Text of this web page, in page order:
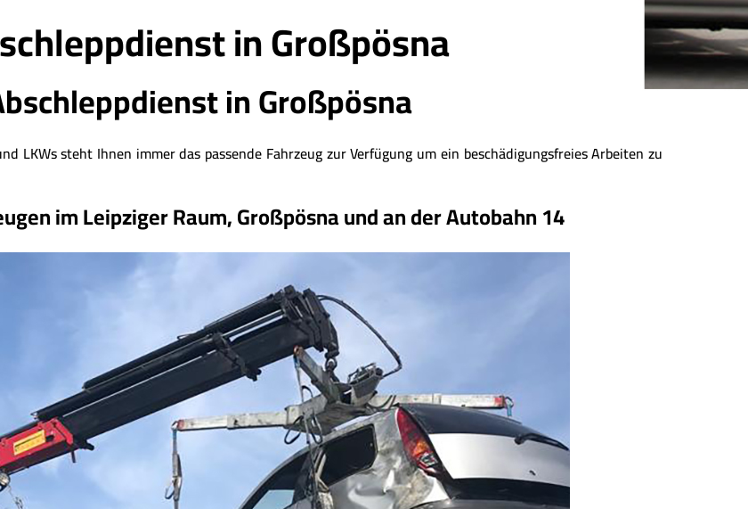
in Großpösna
inGroßpösna
LKWs steht Ihnen immer das passende Fahrzeug zur Verfügung um ein beschädigungsfreies Arbeiten zu
im Leipziger Raum,Großpösnaund an der Autobahn 14